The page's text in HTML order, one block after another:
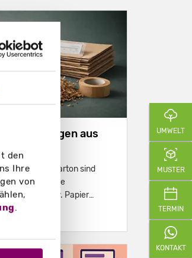
den
Ihre
von
.
Verpackungen aus
aus Karton sind
bei denen alle
Karton bzw. Papier
besonders gut recycelbar
UMWELT
MUSTER
TERMIN
KONTAKT